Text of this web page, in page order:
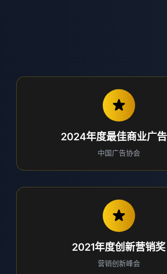
2024年度最佳商业广
中国广告协会
2021年度创新营销奖
营销创新峰会